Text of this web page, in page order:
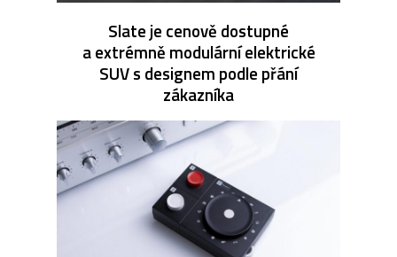
Slate je cenově dostupné
a extrémně modulární elektrické
SUV s designem podle přání
zákazníka